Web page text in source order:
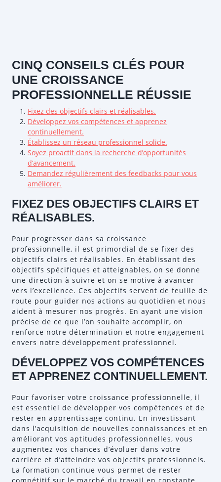
CINQ CONSEILS CLÉS POUR
UNE CROISSANCE
PROFESSIONNELLE RÉUSSIE
Fixez des objectifs clairs et réalisables.
Développez vos compétences et apprenez
continuellement.
Établissez un réseau professionnel solide.
Soyez proactif dans la recherche d’opportunités
d’avancement.
Demandez régulièrement des feedbacks pour vous
améliorer.
FIXEZ DES OBJECTIFS CLAIRS ET
RÉALISABLES.
Pour progresser dans sa croissance
professionnelle, il est primordial de se fixer des
objectifs clairs et réalisables. En établissant des
objectifs spécifiques et atteignables, on se donne
une direction à suivre et on se motive à avancer
vers l’excellence. Ces objectifs servent de feuille de
route pour guider nos actions au quotidien et nous
aident à mesurer nos progrès. En ayant une vision
précise de ce que l’on souhaite accomplir, on
renforce notre détermination et notre engagement
envers notre développement professionnel.
DÉVELOPPEZ VOS COMPÉTENCES
ET APPRENEZ CONTINUELLEMENT.
Pour favoriser votre croissance professionnelle, il
est essentiel de développer vos compétences et de
rester en apprentissage continu. En investissant
dans l’acquisition de nouvelles connaissances et en
améliorant vos aptitudes professionnelles, vous
augmentez vos chances d’évoluer dans votre
carrière et d’atteindre vos objectifs professionnels.
La formation continue vous permet de rester